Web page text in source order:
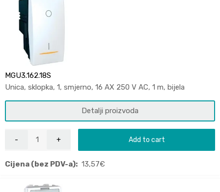
MGU3.162.18S
Unica, sklopka, 1, smjerno, 16 AX 250 V AC, 1 m, bijela
Detalji proizvoda
Add to cart
Cijena (bez PDV-a): 13,57€